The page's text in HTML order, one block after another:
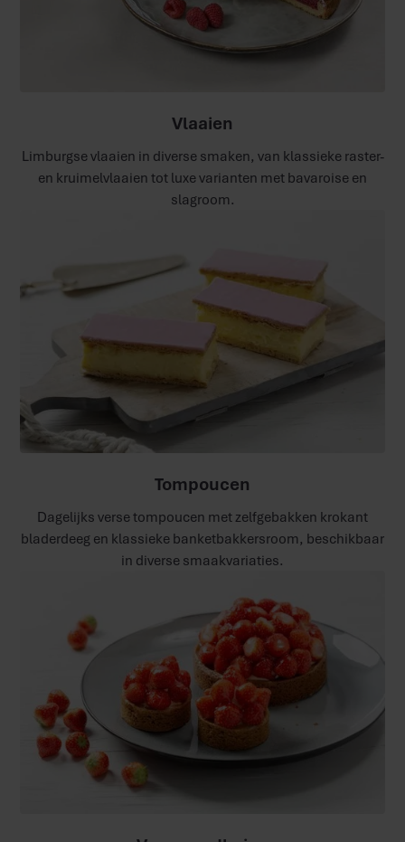
Vlaaien
Limburgse vlaaien in diverse smaken, van klassieke raster-
en kruimelvlaaien tot luxe varianten met bavaroise en
slagroom.​
Tompoucen
Dagelijks verse tompoucen met zelfgebakken krokant
bladerdeeg en klassieke banketbakkersroom, beschikbaar
in diverse smaakvariaties.